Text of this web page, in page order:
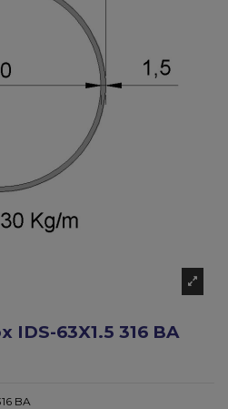
IDS-63X1.5 316 BA
BA